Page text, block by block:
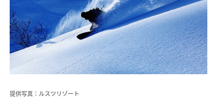
提供写真：ルスツリゾート